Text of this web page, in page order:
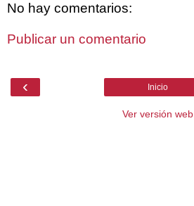
No hay comentarios:
Publicar un comentario
‹ Inicio
Ver versión web